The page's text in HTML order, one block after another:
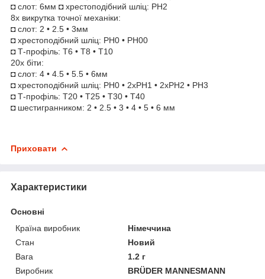
◘ слот: 6мм ◘ хрестоподібний шліц: PH2
8x викрутка точної механіки:
◘ слот: 2 • 2.5 • 3мм
◘ хрестоподібний шліц: PH0 • PH00
◘ Т-профіль: T6 • T8 • T10
20x біти:
◘ слот: 4 • 4.5 • 5.5 • 6мм
◘ хрестоподібний шліц: PH0 • 2xPH1 • 2xPH2 • PH3
◘ Т-профіль: T20 • T25 • T30 • T40
◘ шестигранником: 2 • 2.5 • 3 • 4 • 5 • 6 мм
Приховати
Характеристики
Основні
Країна виробник
Німеччина
Стан
Новий
Вага
1.2 г
Виробник
BRÜDER MANNESMANN